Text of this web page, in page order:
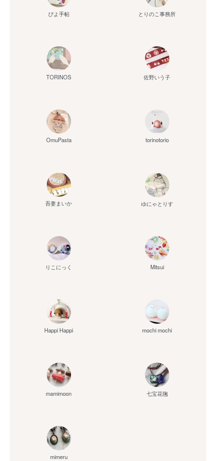
ぴよ手帖 とりのこ事務所
TORINOS 佐野いう子
OmuPasta torinotorio
吾妻まいか ゆにゃとりす
りこにっく Mitsui
Happi Happi mochi mochi
mamimoon 七宝花毱
mimeru